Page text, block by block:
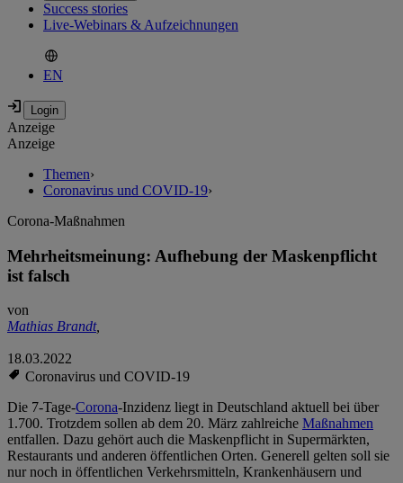
Success stories
Live-Webinars & Aufzeichnungen
EN
Anzeige
Anzeige
Themen›
Coronavirus und COVID-19›
Corona-Maßnahmen
Mehrheitsmeinung: Aufhebung der Maskenpflicht
ist falsch
von
Mathias Brandt,
18.03.2022
Coronavirus und COVID-19
Die 7-Tage-Corona-Inzidenz liegt in Deutschland aktuell bei über
1.700. Trotzdem sollen ab dem 20. März zahlreiche Maßnahmen
entfallen. Dazu gehört auch die Maskenpflicht in Supermärkten,
Restaurants und anderen öffentlichen Orten. Generell gelten soll sie
nur noch in öffentlichen Verkehrsmitteln, Krankenhäusern und